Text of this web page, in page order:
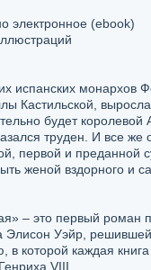
электронное (ebook)
испанских монархов
Кастильской,
будет королевой
труден. И все же
первой и преданной
женой вздорного и
– это первый роман
Элисон Уэйр,
в которой каждая
VIII.